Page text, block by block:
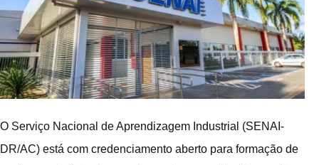
O Serviço Nacional de Aprendizagem Industrial (SENAI-
DR/AC) está com credenciamento aberto para formação de